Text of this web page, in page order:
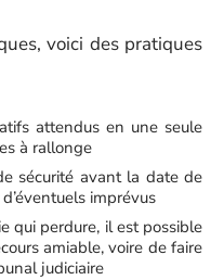
voici des pratiques
attendus en une seule
à rallonge
sécurité avant la date de
imprévus
qui perdure, il est possible
amiable, voire de faire
judiciaire